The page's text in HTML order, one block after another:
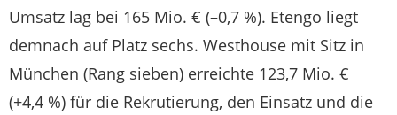
Umsatz lag bei 165 Mio. € (–0,7 %). Etengo liegt
demnach auf Platz sechs. Westhouse mit Sitz in
München (Rang sieben) erreichte 123,7 Mio. €
(+4,4 %) für die Rekrutierung, den Einsatz und die